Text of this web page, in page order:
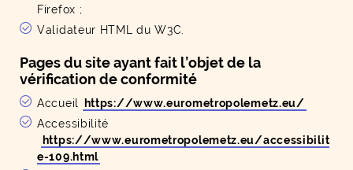
Firefox ;
Validateur HTML du W3C.
Pages du site ayant fait l’objet de la
vérification de conformité
Accueil
https://www.eurometropolemetz.eu/
Accessibilité
https://www.eurometropolemetz.eu/accessibilit
e-109.html